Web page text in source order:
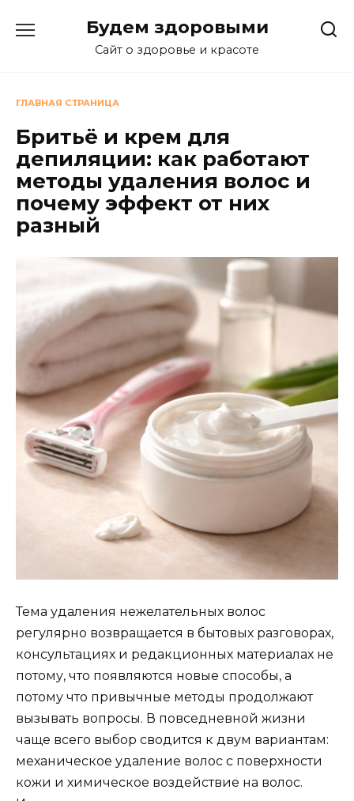
Будем здоровыми
Сайт о здоровье и красоте
ГЛАВНАЯ СТРАНИЦА
Бритьё и крем для
депиляции: как работают
методы удаления волос и
почему эффект от них
разный
Тема удаления нежелательных волос
регулярно возвращается в бытовых разговорах,
консультациях и редакционных материалах не
потому, что появляются новые способы, а
потому что привычные методы продолжают
вызывать вопросы. В повседневной жизни
чаще всего выбор сводится к двум вариантам:
механическое удаление волос с поверхности
кожи и химическое воздействие на волос.